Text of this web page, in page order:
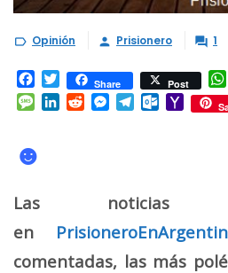
 Opinión  Prisionero  1
Facebook
TwitterShare Post
Message
LinkedInRedditMessenger
TelegramYahoo
☻
Las noticias
en
comentadas, las más